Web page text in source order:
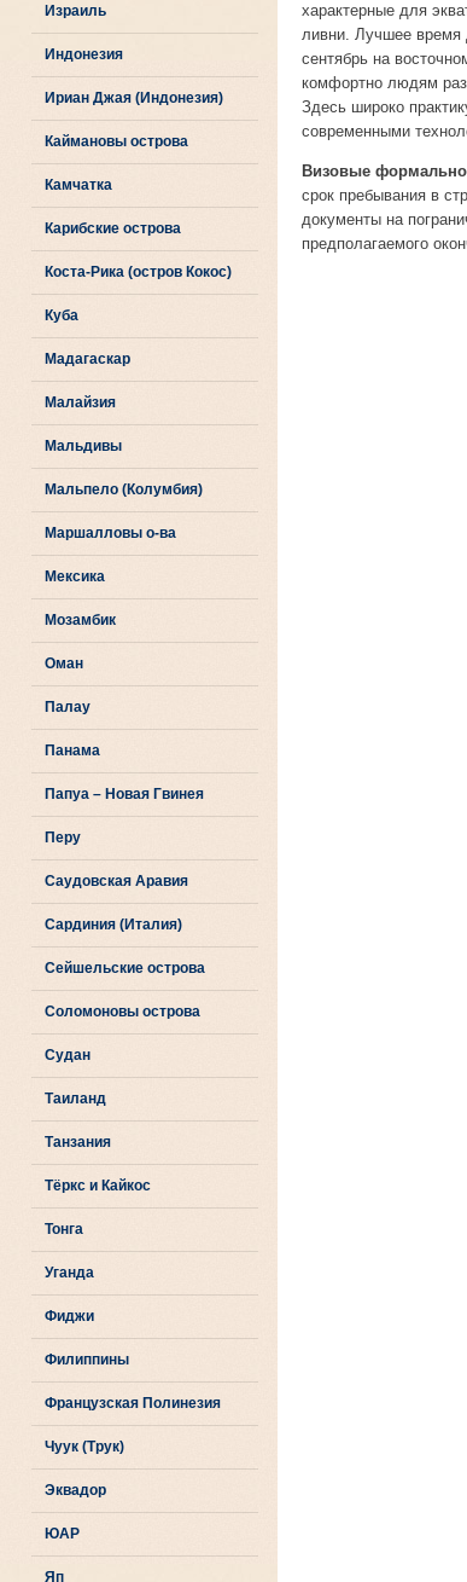
Израиль
Индонезия
Ириан Джая (Индонезия)
Каймановы острова
Камчатка
Карибские острова
Коста-Рика (остров Кокос)
Куба
Мадагаскар
Малайзия
Мальдивы
Мальпело (Колумбия)
Маршалловы о-ва
Мексика
Мозамбик
Оман
Палау
Панама
Папуа – Новая Гвинея
Перу
Саудовская Аравия
Сардиния (Италия)
Сейшельские острова
Соломоновы острова
Судан
Таиланд
Танзания
Тёркс и Кайкос
Тонга
Уганда
Фиджи
Филиппины
Французская Полинезия
Чуук (Трук)
Эквадор
ЮАР
Яп
характерные для
ливни. Лучшее время
сентябрь на
комфортно людям
Здесь широко
современными
Визовые
срок пребывания в
документы на
предполагаемого